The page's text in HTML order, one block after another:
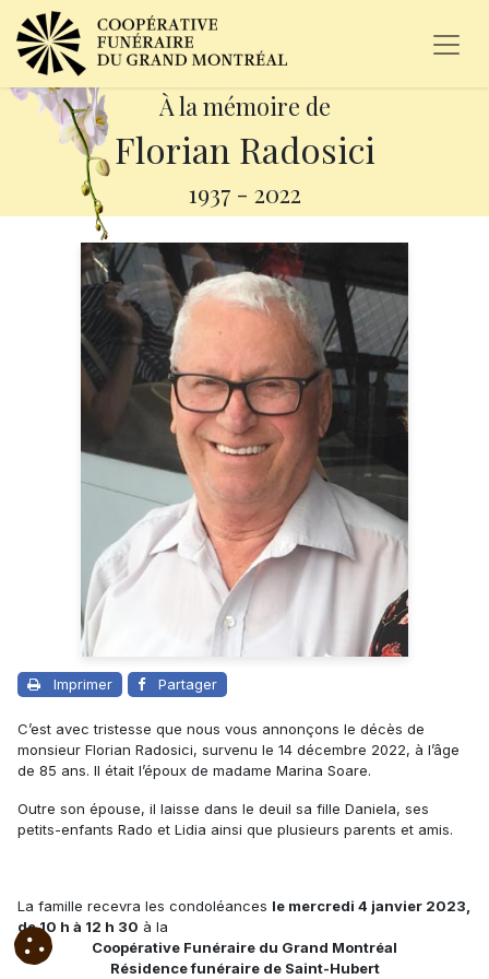
À la mémoire de
Florian Radosici
1937 - 2022
Imprimer Partager
C’est avec tristesse que nous vous annonçons le décès de
monsieur Florian Radosici, survenu le 14 décembre 2022, à l’âge
de 85 ans. Il était l’époux de madame Marina Soare.
Outre son épouse, il laisse dans le deuil sa fille Daniela, ses
petits-enfants Rado et Lidia ainsi que plusieurs parents et amis.
La famille recevra les condoléances le mercredi 4 janvier 2023,
de 10 h à 12 h 30 à la
Coopérative Funéraire du Grand Montréal
Résidence funéraire de Saint-Hubert